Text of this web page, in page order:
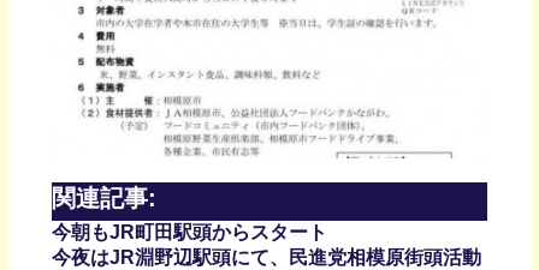
関連記事:
今朝もJR町田駅頭からスタート
今夜はJR淵野辺駅頭にて、民進党相模原街頭活動